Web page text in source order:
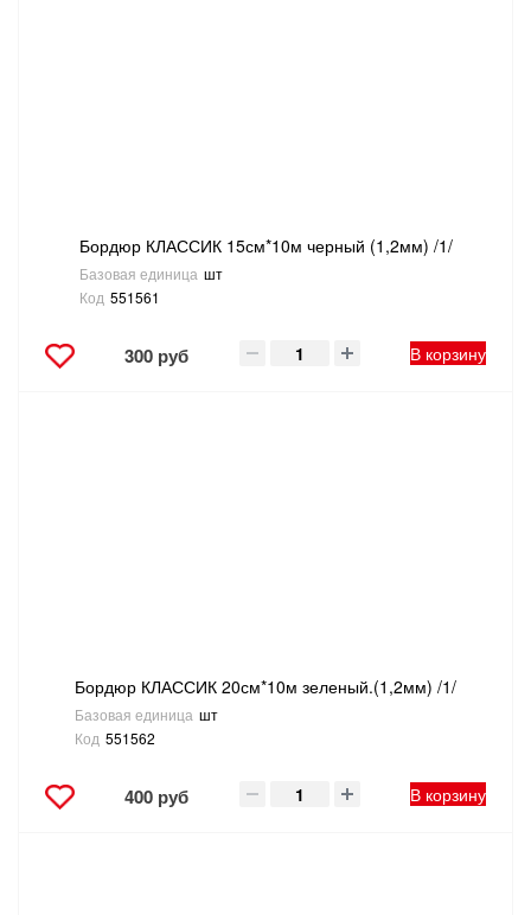
Бордюр КЛАССИК 15см*10м черный (1,2мм) /1/
Базовая единица шт
Код 551561
300 руб В корзину
Бордюр КЛАССИК 20см*10м зеленый.(1,2мм) /1/
Базовая единица шт
Код 551562
400 руб В корзину